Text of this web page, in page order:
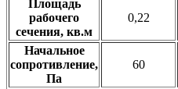
Площадь
рабочего
сечения, кв.м
0,22
Начальное
сопротивление,
Па
60